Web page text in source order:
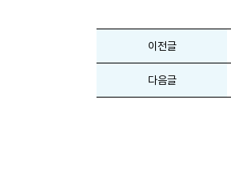
이전글
다음글